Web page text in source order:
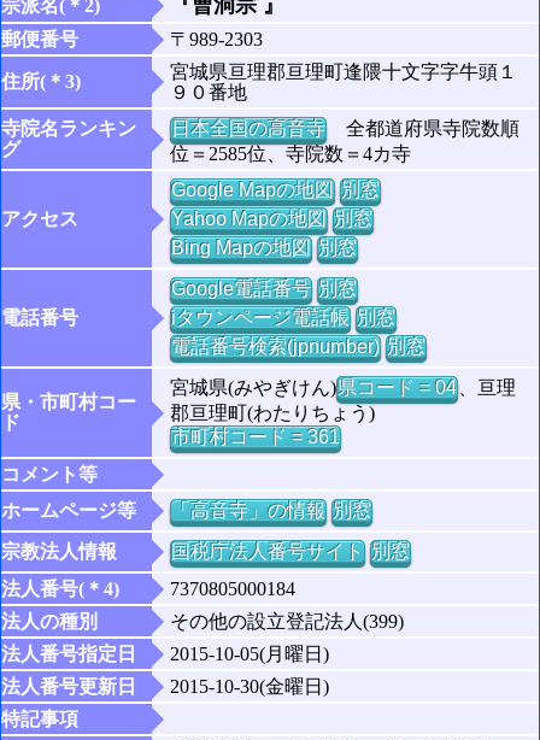
宗派名(＊2) 『曹洞宗 』
郵便番号 〒989-2303
住所(＊3)
宮城県亘理郡亘理町逢隈十文字字牛頭１
９０番地
寺院名ランキン
グ
日本全国の高音寺全都道府県寺院数順
位＝2585位、寺院数＝4カ寺
アクセス
Google Mapの地図 別窓
Yahoo Mapの地図 別窓
Bing Mapの地図 別窓
電話番号
Google電話番号 別窓
iタウンページ電話帳 別窓
電話番号検索(jpnumber) 別窓
県・市町村コー
ド
宮城県(みやぎけん)県コード = 04、亘理
郡亘理町(わたりちょう)
市町村コード = 361
コメント等
ホームページ等
「高音寺」の情報 別窓
宗教法人情報
国税庁法人番号サイト 別窓
法人番号(＊4)
7370805000184
法人の種別
その他の設立登記法人(399)
法人番号指定日
2015-10-05(月曜日)
法人番号更新日
2015-10-30(金曜日)
特記事項